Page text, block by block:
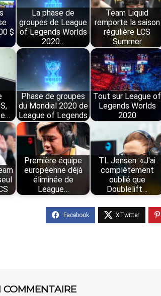
$
La phase de
groupes de League
of Legends Worlds
2020…
Team Liquid
remporte la saison
régulière LCS
Summer
Phase de groupes
du Mondial 2020 de
League of Legends
Tout sur League of
Legends Worlds
2020
Première équipe
européenne déjà
éliminée de
League…
TL Jensen: «J'ai
complètement
oublié que
Doublelift…
COMMENTAIRE